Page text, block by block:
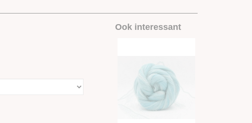
Ook interessant